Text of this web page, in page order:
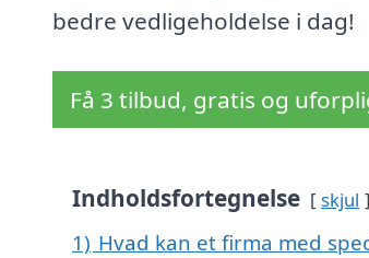
bedre vedligeholdelse i dag!
Få 3 tilbud, gratis og
Indholdsfortegnelse skjul
1) Hvad kan et firma med